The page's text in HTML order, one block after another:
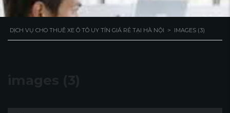
DỊCH VỤ CHO THUÊ XE Ô TÔ UY TÍN GIÁ RẺ TẠI HÀ NỘI > IMAGES (3)